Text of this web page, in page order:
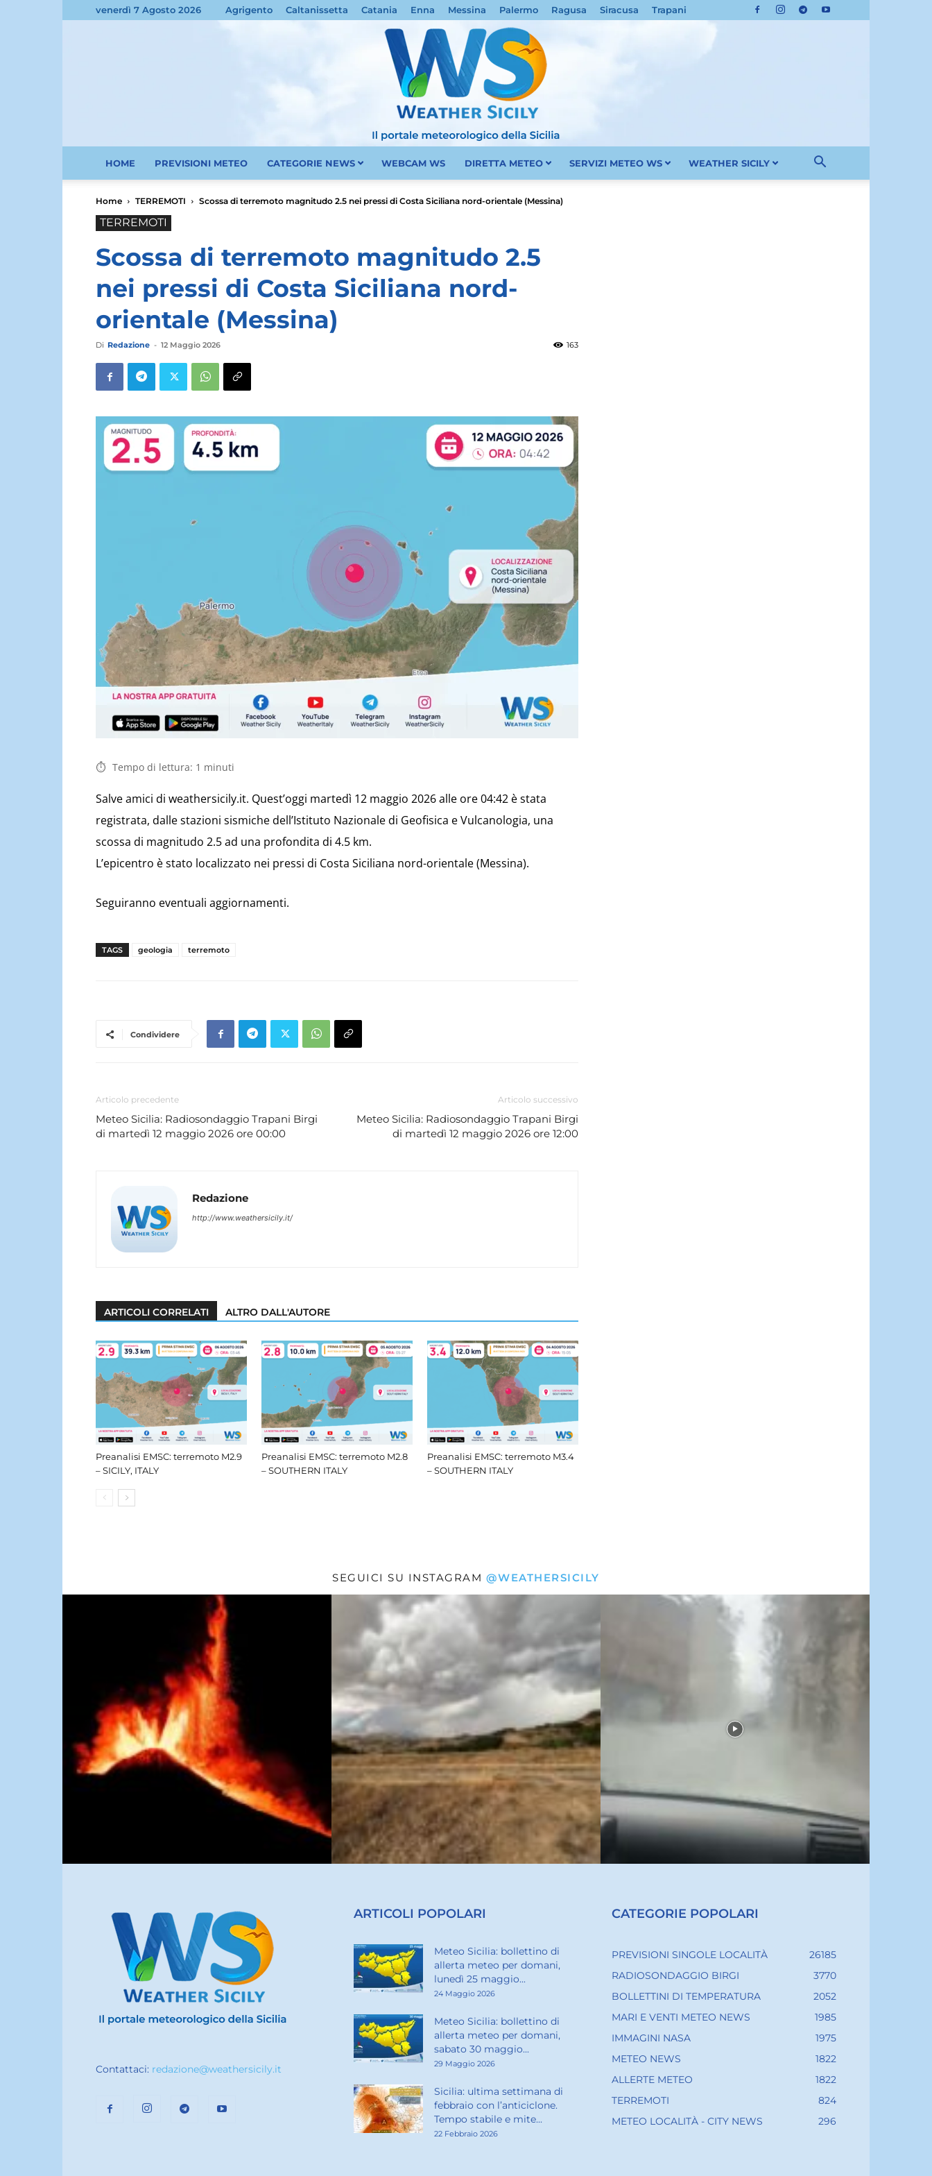
venerdì 7 Agosto 2026 Agrigento Caltanissetta Catania Enna Messina Palermo Ragusa Siracusa Trapani
Weather
Sicily.it
HOME PREVISIONI METEO CATEGORIE NEWS WEBCAM WS DIRETTA METEO SERVIZI METEO WS WEATHER SICILY
Home TERREMOTI Scossa di terremoto magnitudo 2.5 nei pressi di Costa Siciliana nord-orientale (Messina)
TERREMOTI
Scossa di terremoto magnitudo 2.5
nei pressi di Costa Siciliana nord-
orientale (Messina)
Di Redazione - 12 Maggio 2026 163
Tempo di lettura: 1 minuti
Salve amici di weathersicily.it. Quest’oggi martedì 12 maggio 2026 alle ore 04:42 è stata
registrata, dalle stazioni sismiche dell’Istituto Nazionale di Geofisica e Vulcanologia, una
scossa di magnitudo 2.5 ad una profondita di 4.5 km.
L’epicentro è stato localizzato nei pressi di Costa Siciliana nord-orientale (Messina).
Seguiranno eventuali aggiornamenti.
TAGS geologia terremoto
Condividere
Articolo precedente
Meteo Sicilia: Radiosondaggio Trapani Birgi
di martedì 12 maggio 2026 ore 00:00
Articolo successivo
Meteo Sicilia: Radiosondaggio Trapani Birgi
di martedì 12 maggio 2026 ore 12:00
Redazione
http://www.weathersicily.it/
ARTICOLI CORRELATI ALTRO DALL'AUTORE
Preanalisi EMSC: terremoto M2.9
– SICILY, ITALY
Preanalisi EMSC: terremoto M2.8
– SOUTHERN ITALY
Preanalisi EMSC: terremoto M3.4
– SOUTHERN ITALY
SEGUICI SU INSTAGRAM @WEATHERSICILY
Contattaci: redazione@weathersicily.it
ARTICOLI POPOLARI
Meteo Sicilia: bollettino di
allerta meteo per domani,
lunedì 25 maggio...
24 Maggio 2026
Meteo Sicilia: bollettino di
allerta meteo per domani,
sabato 30 maggio...
29 Maggio 2026
Sicilia: ultima settimana di
febbraio con l’anticiclone.
Tempo stabile e mite...
22 Febbraio 2026
CATEGORIE POPOLARI
PREVISIONI SINGOLE LOCALITÀ
26185
RADIOSONDAGGIO BIRGI
3770
BOLLETTINI DI TEMPERATURA
2052
MARI E VENTI METEO NEWS
1985
IMMAGINI NASA
1975
METEO NEWS
1822
ALLERTE METEO
1822
TERREMOTI
824
METEO LOCALITÀ - CITY NEWS
296